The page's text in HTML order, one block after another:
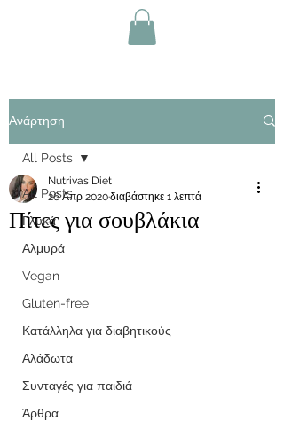
Ανάρτηση
All Posts
Γλυκά
Αλμυρά
Vegan
Gluten-free
Κατάλληλα για διαβητικούς
Αλάδωτα
Συνταγές για παιδιά
Άρθρα
All Posts
Πίτες για σουβλάκια
Nutrivas Diet
26 Απρ 2020διαβάστηκε 1 λεπτά